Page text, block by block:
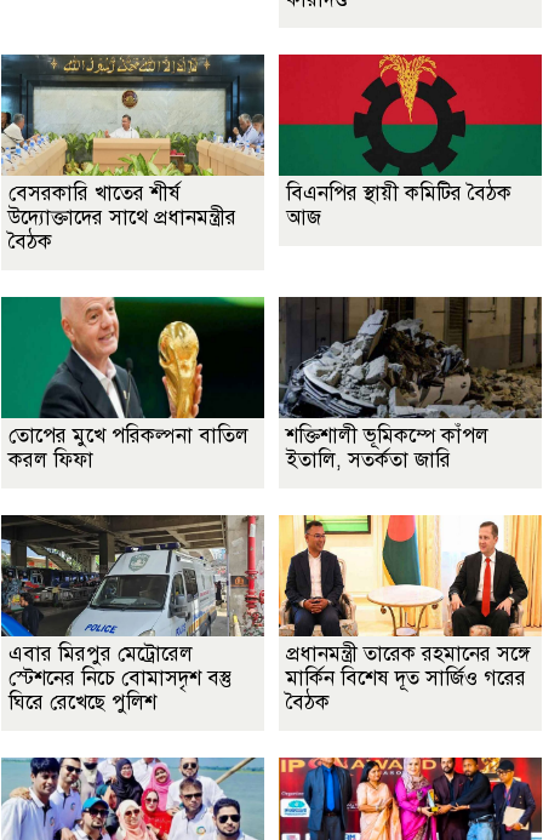
বেসরকারি খাতের শীর্ষ
উদ্যোক্তাদের সাথে প্রধানমন্ত্রীর
বৈঠক
বিএনপির স্থায়ী কমিটির বৈঠক
আজ
তোপের মুখে পরিকল্পনা বাতিল
করল ফিফা
শক্তিশালী ভূমিকম্পে কাঁপল
ইতালি, সতর্কতা জারি
এবার মিরপুর মেট্রোরেল
স্টেশনের নিচে বোমাসদৃশ বস্তু
ঘিরে রেখেছে পুলিশ
প্রধানমন্ত্রী তারেক রহমানের সঙ্গে
মার্কিন বিশেষ দূত সার্জিও গরের
বৈঠক